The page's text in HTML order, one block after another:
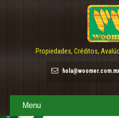
Propiedades, Créditos,
Menu